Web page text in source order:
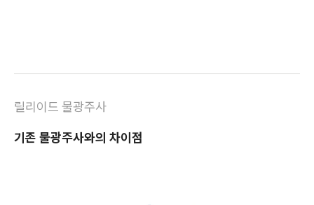
릴리이드 물광주사
기존 물광주사와의 차이점